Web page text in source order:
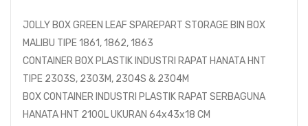
JOLLY BOX GREEN LEAF SPAREPART STORAGE BIN BOX
MALIBU TIPE 1861, 1862, 1863
CONTAINER BOX PLASTIK INDUSTRI RAPAT HANATA HNT
TIPE 2303S, 2303M, 2304S & 2304M
BOX CONTAINER INDUSTRI PLASTIK RAPAT SERBAGUNA
HANATA HNT 2100L UKURAN 64x43x18 CM